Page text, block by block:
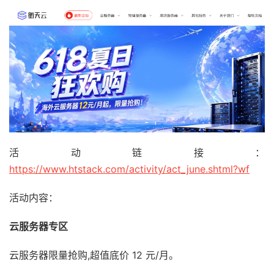
活动链接：
https://www.htstack.com/activity/act_june.shtml?wf
活动内容：
云服务器专区
云服务器限量抢购,超值底价 12 元/月。